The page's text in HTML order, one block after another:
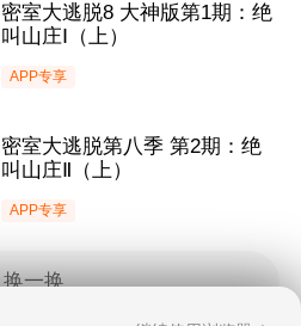
密室大逃脱8 大神版第1期：绝
叫山庄Ⅰ（上）
APP专享
密室大逃脱第八季 第2期：绝
叫山庄Ⅱ（上）
APP专享
换一换